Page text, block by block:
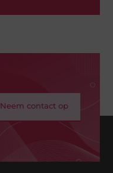
Neem contact op